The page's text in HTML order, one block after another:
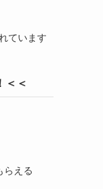
ています
＜＜
らえる